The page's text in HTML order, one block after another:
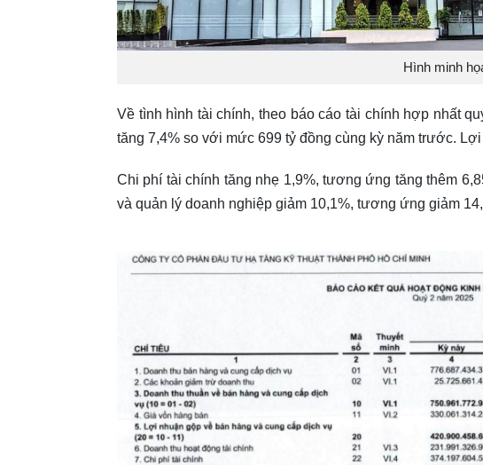
Hình minh
Về tình hình tài chính, theo báo cáo tài chính hợp nhất
tăng 7,4% so với mức 699 tỷ đồng cùng kỳ năm trước.
Chi phí tài chính tăng nhẹ 1,9%, tương ứng tăng thêm
và quản lý doanh nghiệp giảm 10,1%, tương ứng giảm